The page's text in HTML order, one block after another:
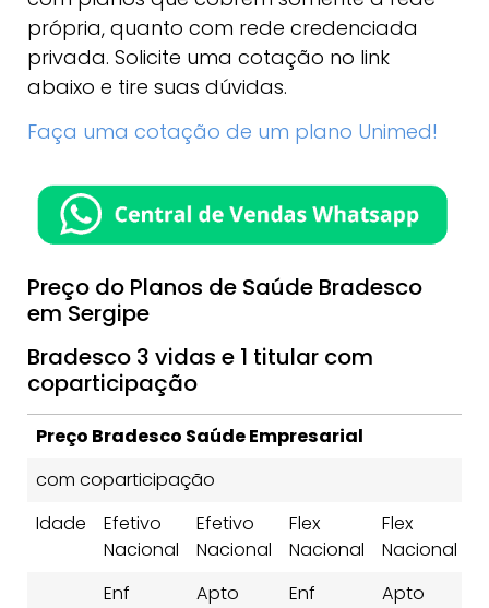
própria, quanto com rede credenciada
privada. Solicite uma cotação no link
abaixo e tire suas dúvidas.
Faça uma cotação de um plano Unimed!
Preço do Planos de Saúde Bradesco
em Sergipe
Bradesco 3 vidas e 1 titular com
coparticipação
Preço Bradesco Saúde Empresarial
com coparticipação
Idade
Efetivo
Nacional
Efetivo
Nacional
Flex
Nacional
Flex
Nacional
Enf
Apto Enf Apto